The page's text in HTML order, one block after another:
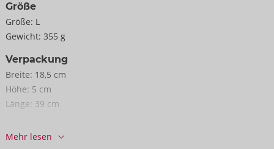
Größe
Größe: L
Gewicht: 355 g
Verpackung
Breite: 18,5 cm
Höhe: 5 cm
Länge: 39 cm
VE / Karton:
21
Mehr lesen